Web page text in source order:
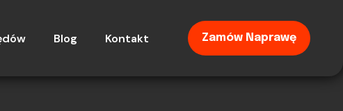
Blog Kontakt Zamów Naprawę